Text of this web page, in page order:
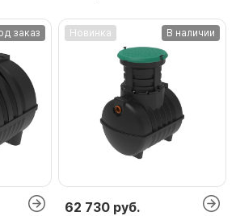
заказ Новинка В наличии
62 730 руб.